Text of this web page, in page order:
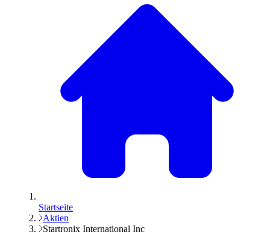
Startseite
Aktien
Startronix International Inc